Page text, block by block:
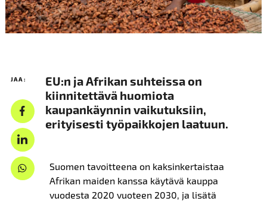
JAA:
EU:n ja Afrikan suhteissa on
kiinnitettävä huomiota
kaupankäynnin vaikutuksiin,
erityisesti työpaikkojen laatuun.
Suomen tavoitteena on kaksinkertaistaa
Afrikan maiden kanssa käytävä kauppa
vuodesta 2020 vuoteen 2030, ja lisätä